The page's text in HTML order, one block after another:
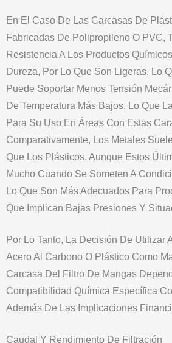
En El Caso De Las Carcasas De
Fabricadas De Polipropileno O PVC,
Resistencia A Los Productos
Dureza, Por Lo Que Son Ligeras, Lo
Puede Soportar Menos Tensión
De Temperatura Más Bajos, Lo Que
Para Su Uso En Áreas Con Estas
Comparativamente, Los Metales
Que Los Plásticos, Aunque Estos
Mucho Cuando Se Someten A
Lo Que Son Más Adecuados Para
Que Implican Bajas Presiones Y
Por Lo Tanto, La Decisión De Utilizar
Acero Al Carbono O Plástico Como
Carcasa Del Filtro De Mangas
Compatibilidad Química Específica
Además De Las Implicaciones
Caudal Y Rendimiento De Filtración